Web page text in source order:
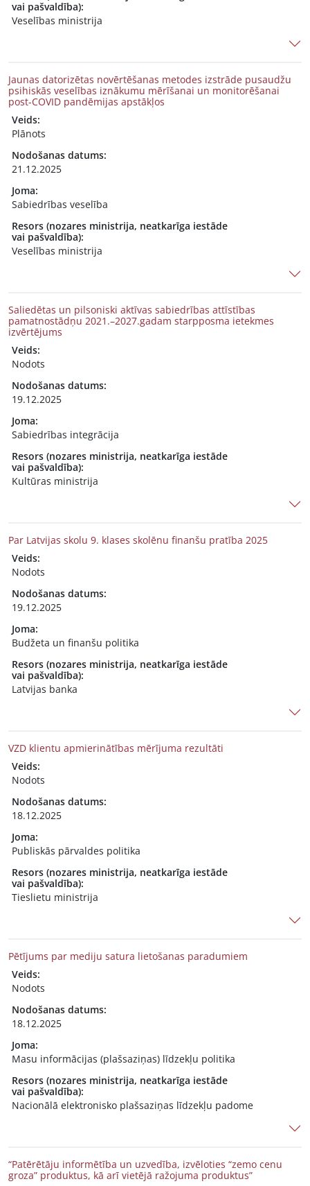
vai pašvaldība):
Veselības ministrija
Jaunas datorizētas novērtēšanas metodes izstrāde pusaudžu
psihiskās veselības iznākumu mērīšanai un monitorēšanai
post-COVID pandēmijas apstākļos
Veids:
Plānots
Nodošanas datums:
21.12.2025
Joma:
Sabiedrības veselība
Resors (nozares ministrija, neatkarīga iestāde
vai pašvaldība):
Veselības ministrija
Saliedētas un pilsoniski aktīvas sabiedrības attīstības
pamatnostādņu 2021.–2027.gadam starpposma ietekmes
izvērtējums
Veids:
Nodots
Nodošanas datums:
19.12.2025
Joma:
Sabiedrības integrācija
Resors (nozares ministrija, neatkarīga iestāde
vai pašvaldība):
Kultūras ministrija
Par Latvijas skolu 9. klases skolēnu finanšu pratība 2025
Veids:
Nodots
Nodošanas datums:
19.12.2025
Joma:
Budžeta un finanšu politika
Resors (nozares ministrija, neatkarīga iestāde
vai pašvaldība):
Latvijas banka
VZD klientu apmierinātības mērījuma rezultāti
Veids:
Nodots
Nodošanas datums:
18.12.2025
Joma:
Publiskās pārvaldes politika
Resors (nozares ministrija, neatkarīga iestāde
vai pašvaldība):
Tieslietu ministrija
Pētījums par mediju satura lietošanas paradumiem
Veids:
Nodots
Nodošanas datums:
18.12.2025
Joma:
Masu informācijas (plašsaziņas) līdzekļu politika
Resors (nozares ministrija, neatkarīga iestāde
vai pašvaldība):
Nacionālā elektronisko plašsaziņas līdzekļu padome
“Patērētāju informētība un uzvedība, izvēloties “zemo cenu
groza” produktus, kā arī vietējā ražojuma produktus”